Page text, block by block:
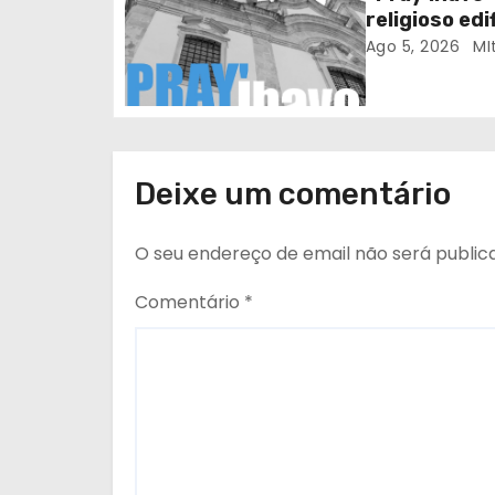
t
i
g
s
religioso
Ago 5, 2026
Deixe um comentário
O seu endereço de email não será
Comentário *